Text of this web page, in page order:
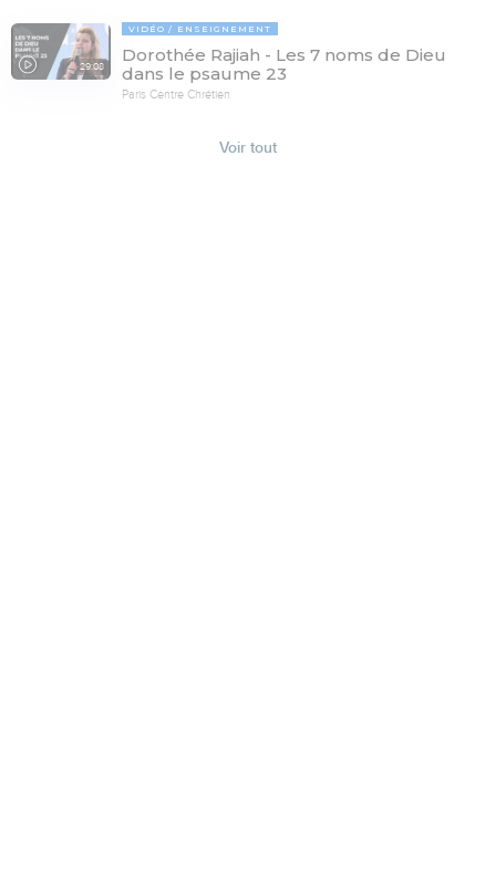
29:08
VIDÉO ENSEIGNEMENT
Dorothée Rajiah - Les 7 noms de Dieu
dans le psaume 23
Paris Centre Chrétien
Voir tout